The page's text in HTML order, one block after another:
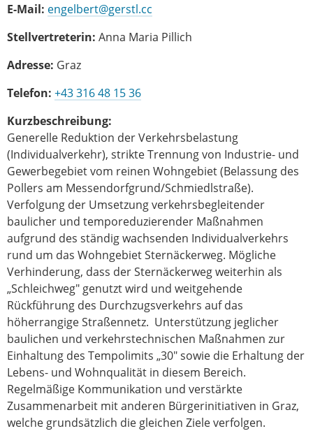
E-Mail: engelbert@gerstl.cc
Stellvertreterin: Anna Maria Pillich
Adresse: Graz
Telefon: +43 316 48 15 36
Kurzbeschreibung:
Generelle Reduktion der Verkehrsbelastung
(Individualverkehr), strikte Trennung von Industrie- und
Gewerbegebiet vom reinen Wohngebiet (Belassung des
Pollers am Messendorfgrund/Schmiedlstraße).
Verfolgung der Umsetzung verkehrsbegleitender
baulicher und temporeduzierender Maßnahmen
aufgrund des ständig wachsenden Individualverkehrs
rund um das Wohngebiet Sternäckerweg. Mögliche
Verhinderung, dass der Sternäckerweg weiterhin als
„Schleichweg" genutzt wird und weitgehende
Rückführung des Durchzugsverkehrs auf das
höherrangige Straßennetz. Unterstützung jeglicher
baulichen und verkehrstechnischen Maßnahmen zur
Einhaltung des Tempolimits „30" sowie die Erhaltung der
Lebens- und Wohnqualität in diesem Bereich.
Regelmäßige Kommunikation und verstärkte
Zusammenarbeit mit anderen Bürgerinitiativen in Graz,
welche grundsätzlich die gleichen Ziele verfolgen.